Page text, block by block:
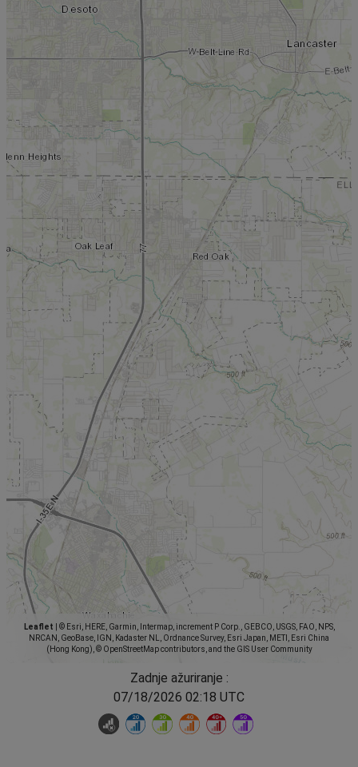
Leaflet
© Esri, HERE, Garmin, Intermap, increment P Corp., GEBCO, USGS, FAO, NPS,
NRCAN, GeoBase, IGN, Kadaster NL, Ordnance Survey, Esri Japan, METI, Esri China
(Hong Kong), © OpenStreetMap contributors, and the GIS User Community
Zadnje ažuriranje :
07/18/2026 02:18 UTC